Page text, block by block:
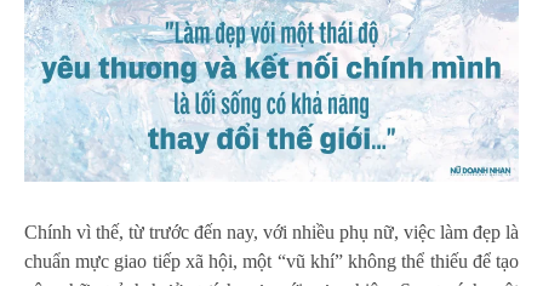
Chính vì thế, từ trước đến nay, với nhiều phụ nữ, việc làm đẹp là
chuẩn mực giao tiếp xã hội, một “vũ khí” không thể thiếu để tạo